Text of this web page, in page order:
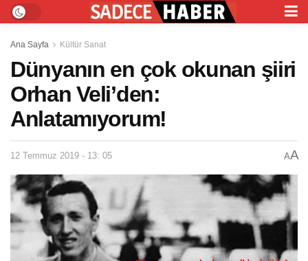
Ana Sayfa Kültür Sanat
Dünyanın en çok okunan şiiri
Orhan Veli’den:
Anlatamıyorum!
12 Temmuz 2019 - 13: 05 AA